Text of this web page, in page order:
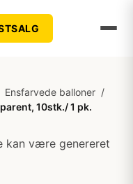
Ensfarvede balloner /
10stk./ 1 pk.
kan være genereret